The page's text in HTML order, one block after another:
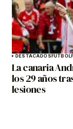
DESTACADOSFÚTBOL
La canaria
los 29 años
lesiones